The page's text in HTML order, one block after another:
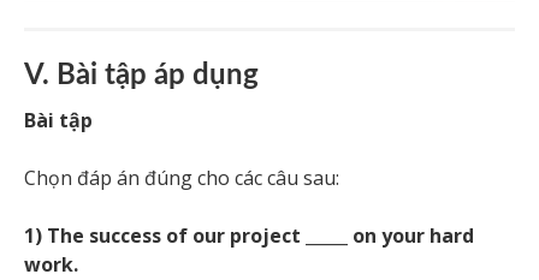
V. Bài tập áp dụng
Bài tập
Chọn đáp án đúng cho các câu sau:
1) The success of our project _____ on your hard
work.